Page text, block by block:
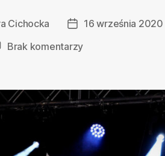
Cichocka
Data16 września 2020
Brak komentarzydo
GOŚCIE
DLA